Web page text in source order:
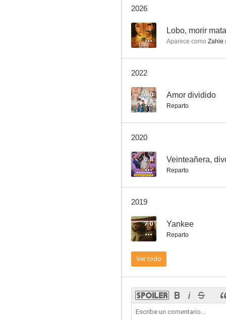
6.0
2026
-- Lobo, morir
Aparece como Zahie
2022
6.0 Amor dividido
Reparto
2020
6.8 Veinteañera,
Reparto
2019
7.0 Yankee
Reparto
Ver todo